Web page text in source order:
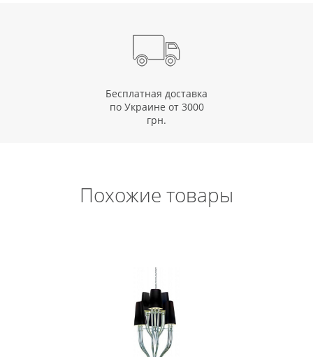
Бесплатная доставка
по Украине от 3000
грн.
Похожие товары